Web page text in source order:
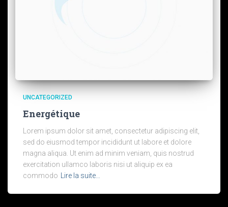
UNCATEGORIZED
Energétique
Lorem ipsum dolor sit amet, consectetur adipiscing elit,
sed do eiusmod tempor incididunt ut labore et dolore
magna aliqua. Ut enim ad minim veniam, quis nostrud
exercitation ullamco laboris nisi ut aliquip ex ea
commodo
Lire la suite…